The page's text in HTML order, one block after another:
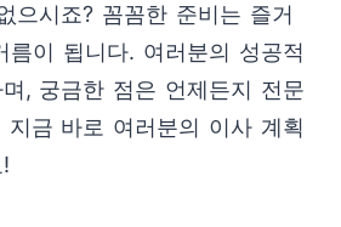
으시죠? 꼼꼼한 준비는 즐거
름이 됩니다. 여러분의 성공적
, 궁금한 점은 언제든지 전문
지금 바로 여러분의 이사 계획